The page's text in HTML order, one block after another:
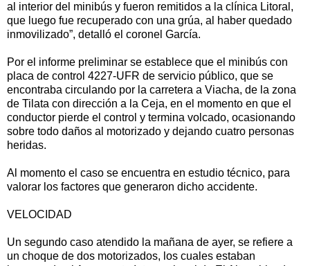
al interior del minibús y fueron remitidos a la clínica Litoral,
que luego fue recuperado con una grúa, al haber quedado
inmovilizado”, detalló el coronel García.
Por el informe preliminar se establece que el minibús con
placa de control 4227-UFR de servicio público, que se
encontraba circulando por la carretera a Viacha, de la zona
de Tilata con dirección a la Ceja, en el momento en que el
conductor pierde el control y termina volcado, ocasionando
sobre todo daños al motorizado y dejando cuatro personas
heridas.
Al momento el caso se encuentra en estudio técnico, para
valorar los factores que generaron dicho accidente.
VELOCIDAD
Un segundo caso atendido la mañana de ayer, se refiere a
un choque de dos motorizados, los cuales estaban